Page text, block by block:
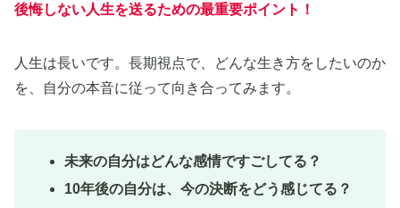
後悔しない人生を送るための最重要ポイント！
人生は長いです。長期視点で、どんな生き方をしたいのか
を、自分の本音に従って向き合ってみます。
未来の自分はどんな感情ですごしてる？
10年後の自分は、今の決断をどう感じてる？